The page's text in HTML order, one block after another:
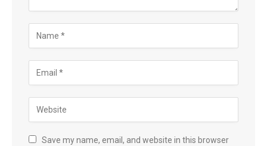
Save my name, email, and website in this browser